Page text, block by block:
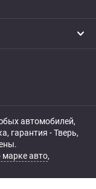
автомобилей,
гарантия - Тверь,
авто,